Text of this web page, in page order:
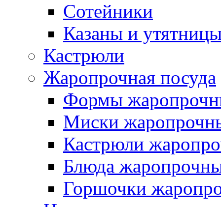
Сотейники
Казаны и
Кастрюли
Жаропрочная посуда
Формы
Миски
Кастрюли
Блюда
Горшочки